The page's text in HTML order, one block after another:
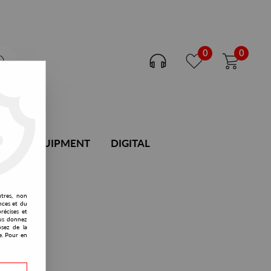
0 0
DJ EQUIPMENT DIGITAL
non
et du
et
donnez
de la
Pour en